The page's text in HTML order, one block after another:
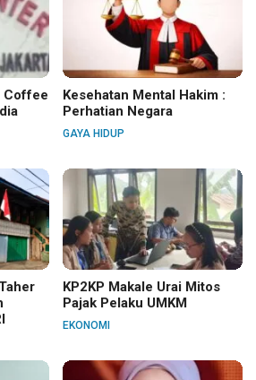
Coffee
Kesehatan Mental Hakim :
Perhatian Negara
GAYA HIDUP
KP2KP Makale Urai Mitos
Pajak Pelaku UMKM
EKONOMI